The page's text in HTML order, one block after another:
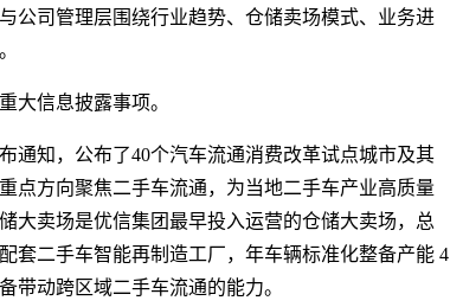
公司管理层围绕行业趋势、仓储卖场模式、业务进
大信息披露事项。
通知，公布了40个汽车流通消费改革试点城市及其
点方向聚焦二手车流通，为当地二手车产业高质量
大卖场是优信集团最早投入运营的仓储大卖场，总
套二手车智能再制造工厂，年车辆标准化整备产能 4
带动跨区域二手车流通的能力。